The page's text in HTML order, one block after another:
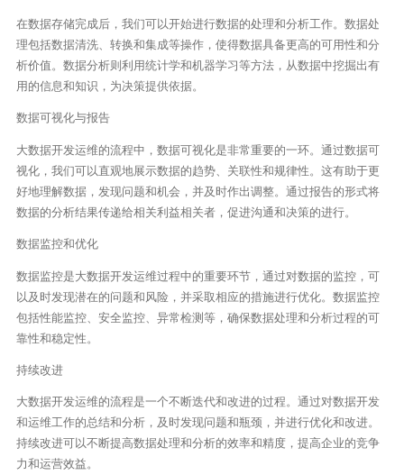
在数据存储完成后，我们可以开始进行数据的处理和分析工作。数据处
理包括数据清洗、转换和集成等操作，使得数据具备更高的可用性和分
析价值。数据分析则利用统计学和机器学习等方法，从数据中挖掘出有
用的信息和知识，为决策提供依据。
数据可视化与报告
大数据开发运维的流程中，数据可视化是非常重要的一环。通过数据可
视化，我们可以直观地展示数据的趋势、关联性和规律性。这有助于更
好地理解数据，发现问题和机会，并及时作出调整。通过报告的形式将
数据的分析结果传递给相关利益相关者，促进沟通和决策的进行。
数据监控和优化
数据监控是大数据开发运维过程中的重要环节，通过对数据的监控，可
以及时发现潜在的问题和风险，并采取相应的措施进行优化。数据监控
包括性能监控、安全监控、异常检测等，确保数据处理和分析过程的可
靠性和稳定性。
持续改进
大数据开发运维的流程是一个不断迭代和改进的过程。通过对数据开发
和运维工作的总结和分析，及时发现问题和瓶颈，并进行优化和改进。
持续改进可以不断提高数据处理和分析的效率和精度，提高企业的竞争
力和运营效益。